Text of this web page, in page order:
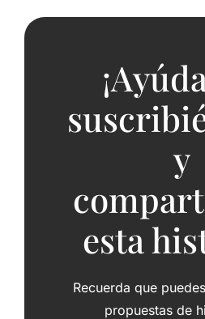
y
esta
Recuerda que
propuestas de